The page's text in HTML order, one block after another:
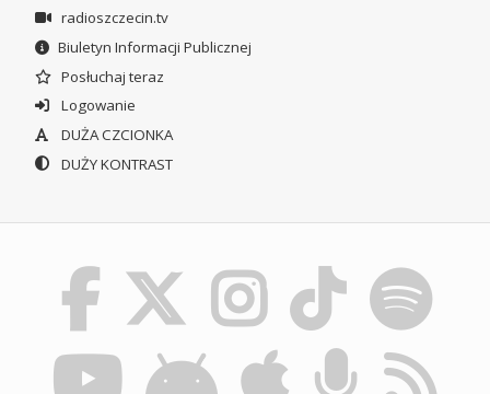
radioszczecin.tv
Biuletyn Informacji Publicznej
Posłuchaj teraz
Logowanie
DUŻA CZCIONKA
DUŻY KONTRAST